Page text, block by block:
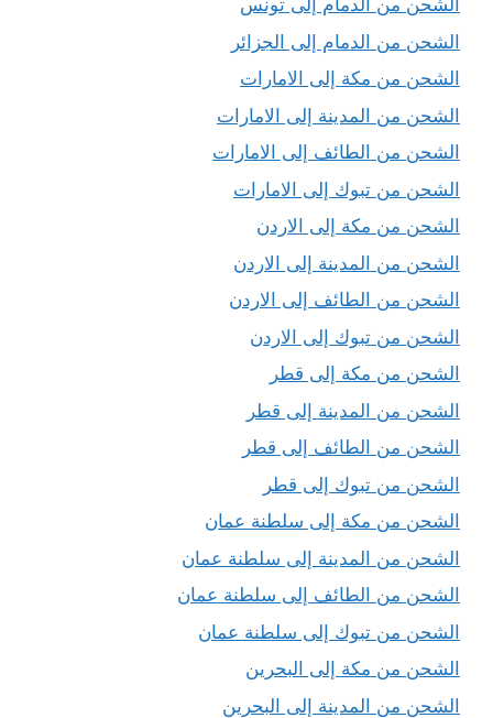
الشحن من الدمام إلى تونس
الشحن من الدمام إلى الجزائر
الشحن من مكة إلى الامارات
الشحن من المدينة إلى الامارات
الشحن من الطائف إلى الامارات
الشحن من تبوك إلى الامارات
الشحن من مكة إلى الاردن
الشحن من المدينة إلى الاردن
الشحن من الطائف إلى الاردن
الشحن من تبوك إلى الاردن
الشحن من مكة إلى قطر
الشحن من المدينة إلى قطر
الشحن من الطائف إلى قطر
الشحن من تبوك إلى قطر
الشحن من مكة إلى سلطنة عمان
الشحن من المدينة إلى سلطنة عمان
الشحن من الطائف إلى سلطنة عمان
الشحن من تبوك إلى سلطنة عمان
الشحن من مكة إلى البحرين
الشحن من المدينة إلى البحرين